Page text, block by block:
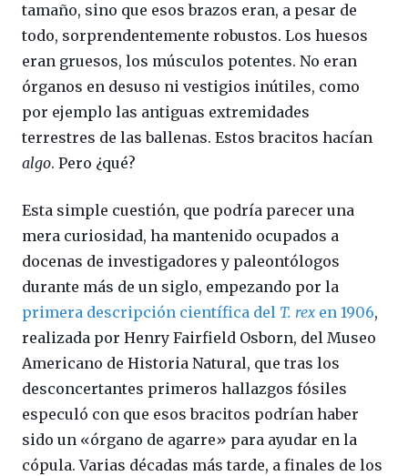
tamaño, sino que esos brazos eran, a pesar de
todo, sorprendentemente robustos. Los huesos
eran gruesos, los músculos potentes. No eran
órganos en desuso ni vestigios inútiles, como
por ejemplo las antiguas extremidades
terrestres de las ballenas. Estos bracitos hacían
algo. Pero ¿qué?
Esta simple cuestión, que podría parecer una
mera curiosidad, ha mantenido ocupados a
docenas de investigadores y paleontólogos
durante más de un siglo, empezando por la
primera descripción científica del T. rex en 1906,
realizada por Henry Fairfield Osborn, del Museo
Americano de Historia Natural, que tras los
desconcertantes primeros hallazgos fósiles
especuló con que esos bracitos podrían haber
sido un «órgano de agarre» para ayudar en la
cópula. Varias décadas más tarde, a finales de los